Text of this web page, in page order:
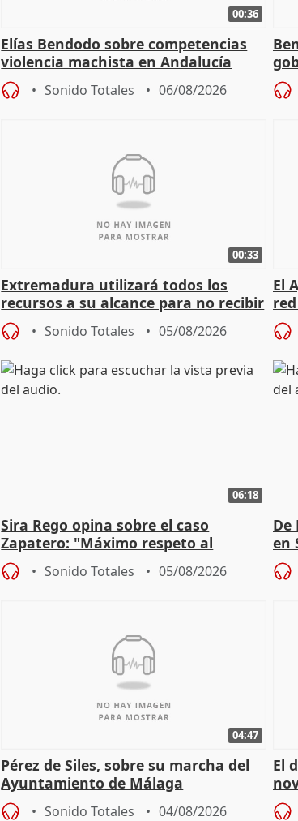
00:36
Elías Bendodo sobre competencias
violencia machista en Andalucía
Sonido Totales 06/08/2026
00:33
Extremadura utilizará todos los
recursos a su alcance para no recibir
más menores migrantes
Sonido Totales 05/08/2026
El
06:18
Sira Rego opina sobre el caso
Zapatero: "Máximo respeto al
proceso judicial"
Sonido Totales 05/08/2026
en
04:47
Pérez de Siles, sobre su marcha del
Ayuntamiento de Málaga
Sonido Totales 04/08/2026
El